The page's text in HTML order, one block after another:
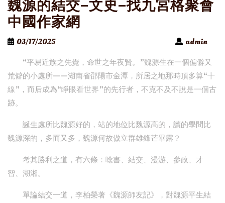
魏源的結交–文史–找九宮格聚會
中國作家網
03/17/2025
admin
“平易近族之先覺，命世之年夜賢。”魏源生在一個偏僻又
荒僻的小處所——湖南省邵陽市金潭，所居之地那時頂多算“十
線”，而后成為“睜眼看世界”的先行者，不克不及不說是一個古
跡。
誕生處所比魏源好的，站的地位比魏源高的，讀的學問比
魏源深的，多而又多，魏源何故傲立群雄鋒芒畢露？
考其勝利之道，有六條：唸書、結交、漫游、參政、才
智、湖湘。
單論結交一道，李柏榮著《魏源師友記》，對魏源平生結